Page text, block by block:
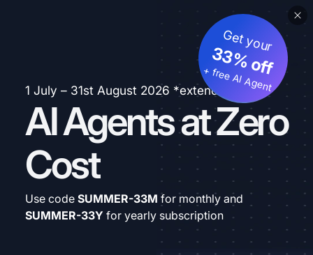
1 July – 31st August 2026 *extended
AI Agents at Zero
Cost
Get your
33% off
+ free AI Agent
Use code SUMMER-33M for monthly and
SUMMER-33Y for yearly subscription